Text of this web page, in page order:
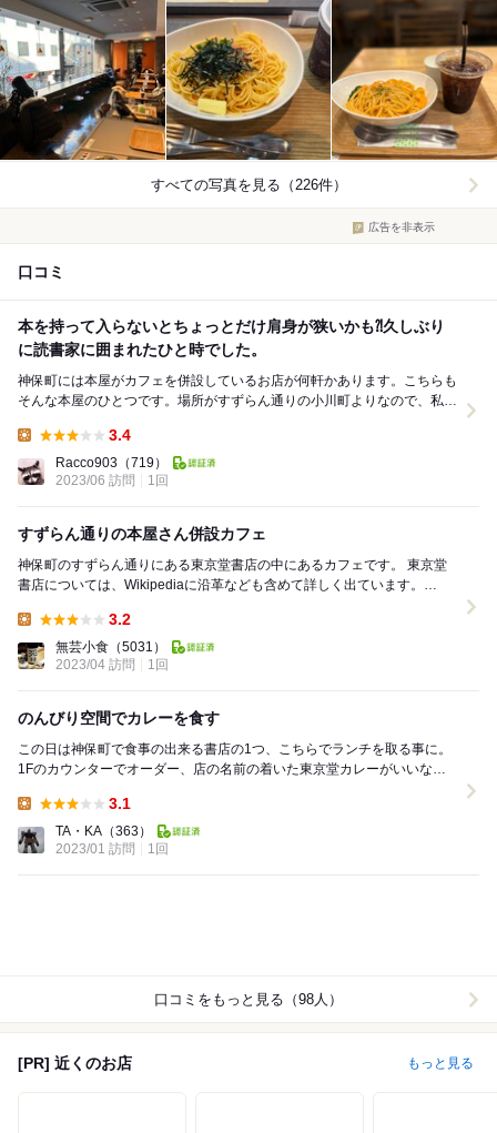
すべての写真を見る（226件）
広告を非表示
口コミ
本を持って入らないとちょっとだけ肩身が狭いかも⁈久しぶり
に読書家に囲まれたひと時でした。
神保町には本屋がカフェを併設しているお店が何軒かあります。こちらも
そんな本屋のひとつです。場所がすずらん通りの小川町よりなので、私は
3.4
Racco903 （719）
2023/06 訪問
1回
すずらん通りの本屋さん併設カフェ
神保町のすずらん通りにある東京堂書店の中にあるカフェです。 東京堂
書店については、Wikipediaに沿革なども含めて詳しく出ています。
3.2
無芸小食 （5031）
2023/04 訪問
1回
のんびり空間でカレーを食す
この日は神保町で食事の出来る書店の1つ、こちらでランチを取る事に。
1Fのカウンターでオーダー、店の名前の着いた東京堂カレーがいいなと
3.1
TA・KA （363）
2023/01 訪問
1回
口コミをもっと見る（98人）
[PR] 近くのお店 もっと見る